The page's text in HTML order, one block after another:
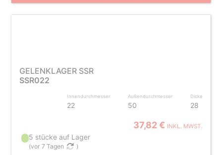
GELENKLAGER SSR
SSR022
Innendurchmesser
22
Außendurchmesser
50
Dicke
28
37,82 € INKL. MWST.
5 stücke auf Lager
(vor 7 Tagen )